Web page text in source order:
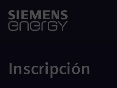
Inscripción